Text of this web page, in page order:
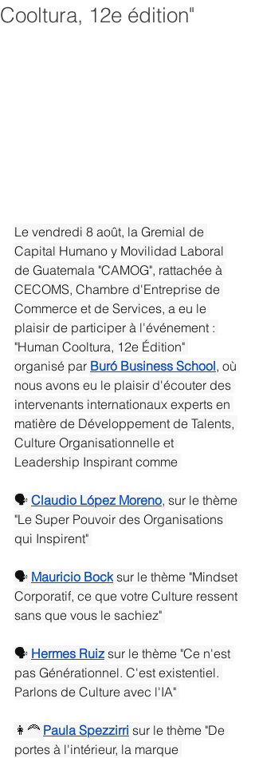
Cooltura, 12e édition"
Le vendredi 8 août, la Gremial de
Capital Humano y Movilidad Laboral
de Guatemala "CAMOG", rattachée à
CECOMS, Chambre d'Entreprise de
Commerce et de Services, a eu le
plaisir de participer à l'événement :
"Human Cooltura, 12e Édition"
organisé par Buró Business School, où
nous avons eu le plaisir d'écouter des
intervenants internationaux experts en
matière de Développement de Talents,
Culture Organisationnelle et
Leadership Inspirant comme
🗣️ Claudio López Moreno, sur le thème
"Le Super Pouvoir des Organisations
qui Inspirent"
🗣️ Mauricio Bock sur le thème "Mindset
Corporatif, ce que votre Culture ressent
sans que vous le sachiez"
🗣️ Hermes Ruiz sur le thème "Ce n'est
pas Générationnel. C'est existentiel.
Parlons de Culture avec l'IA"
👩‍🦰 Paula Spezzirri sur le thème "De
portes à l'intérieur, la marque